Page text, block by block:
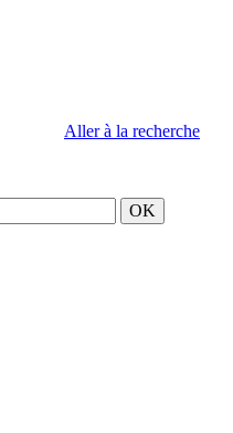
Aller à la recherche